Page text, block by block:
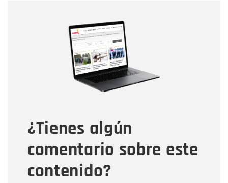
¿Tienes algún
comentario sobre este
contenido?
Correo electrónico
Tipo de comentario
Mensaje